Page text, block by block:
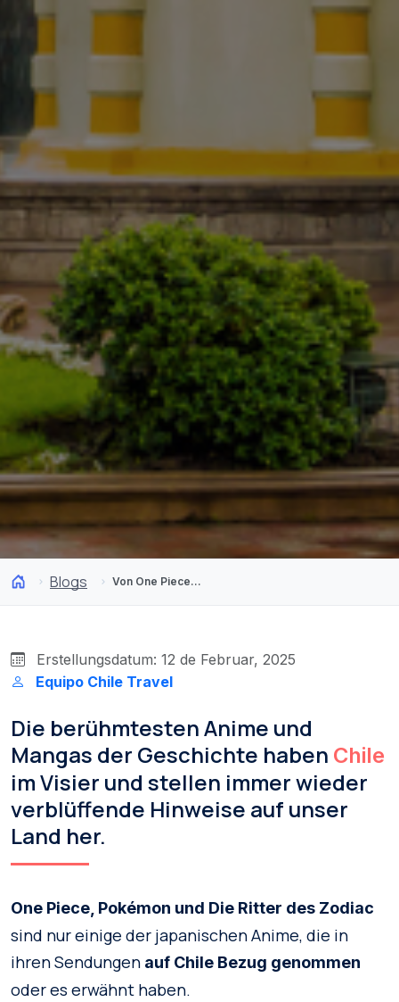
Blogs Von One Piece bis Pokémon! Verweise auf Chile im-Anime!
Erstellungsdatum: 12 de Februar, 2025
Equipo Chile Travel
Die berühmtesten Anime und
Mangas der Geschichte haben Chile
im Visier und stellen immer wieder
verblüffende Hinweise auf unser
Land her.
One Piece, Pokémon und Die Ritter des Zodiac
sind nur einige der japanischen Anime, die in
ihren Sendungen auf Chile Bezug genommen
oder es erwähnt haben.